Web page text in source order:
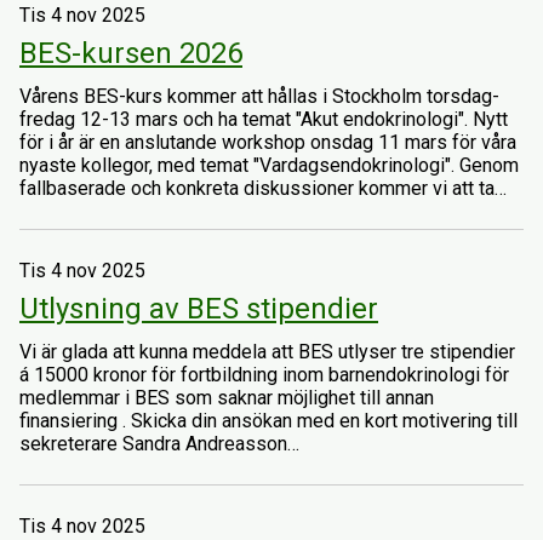
Tis 4 nov 2025
BES-kursen 2026
Vårens BES-kurs kommer att hållas i Stockholm torsdag-
fredag 12-13 mars och ha temat "Akut endokrinologi". Nytt
för i år är en anslutande workshop onsdag 11 mars för våra
nyaste kollegor, med temat "Vardagsendokrinologi". Genom
fallbaserade och konkreta diskussioner kommer vi att ta…
Tis 4 nov 2025
Utlysning av BES stipendier
Vi är glada att kunna meddela att BES utlyser tre stipendier
á 15000 kronor för fortbildning inom barnendokrinologi för
medlemmar i BES som saknar möjlighet till annan
finansiering . Skicka din ansökan med en kort motivering till
sekreterare Sandra Andreasson…
Tis 4 nov 2025